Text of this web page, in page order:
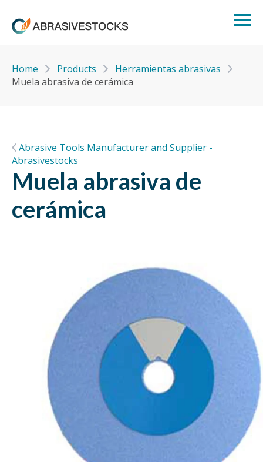
Home Products
Herramientas abrasivas
Muela abrasiva de cerámica
Abrasive Tools Manufacturer and Supplier -
Abrasivestocks
Muela abrasiva de
cerámica